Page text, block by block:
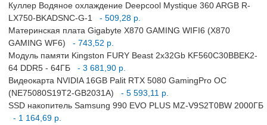
Куллер Водяное охлаждение Deepcool Mystique 360 ARGB R-
LX750-BKADSNC-G-1
- 509,28 р.
Материнская плата Gigabyte X870 GAMING WIFI6 (X870
GAMING WF6)
- 743,52 р.
Модуль памяти Kingston FURY Beast 2x32Gb KF560C30BBEK2-
64 DDR5 - 64ГБ
- 3 681,90 р.
Видеокарта NVIDIA 16GB Palit RTX 5080 GamingPro OC
(NE75080S19T2-GB2031A)
- 5 593,11 р.
SSD накопитель Samsung 990 EVO PLUS MZ-V9S2T0BW 2000ГБ
- 1 164,69 р.